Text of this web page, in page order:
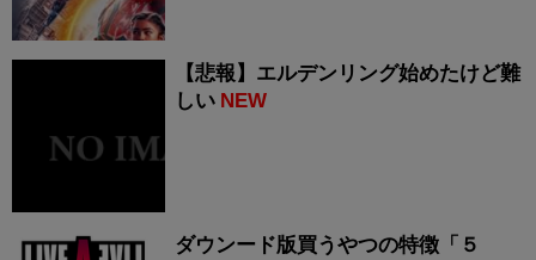
【悲報】エルデンリング始めたけど難
しい NEW
ダウンード版買うやつの特徴「５